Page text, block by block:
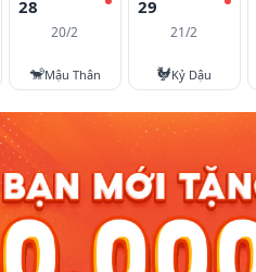
28
20/2
🐒Mậu Thân
29
21/2
🐓Kỷ Dậu